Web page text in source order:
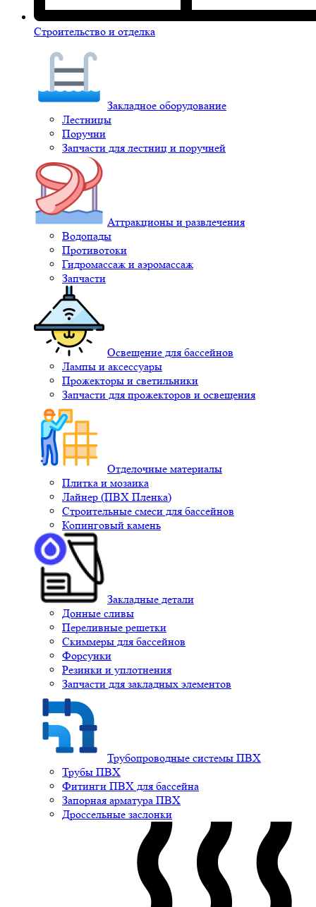
Строительство и отделка
Закладное оборудование
Лестницы
Поручни
Запчасти для лестниц и поручней
Аттракционы и развлечения
Водопады
Противотоки
Гидромассаж и аэромассаж
Запчасти
Освещение для бассейнов
Лампы и аксессуары
Прожекторы и светильники
Запчасти для прожекторов и освещения
Отделочные материалы
Плитка и мозаика
Лайнер (ПВХ Пленка)
Строительные смеси для бассейнов
Копинговый камень
Закладные детали
Донные сливы
Переливные решетки
Скиммеры для бассейнов
Форсунки
Резинки и уплотнения
Запчасти для закладных элементов
Трубопроводные системы ПВХ
Трубы ПВХ
Фитинги ПВХ для бассейна
Запорная арматура ПВХ
Дроссельные заслонки